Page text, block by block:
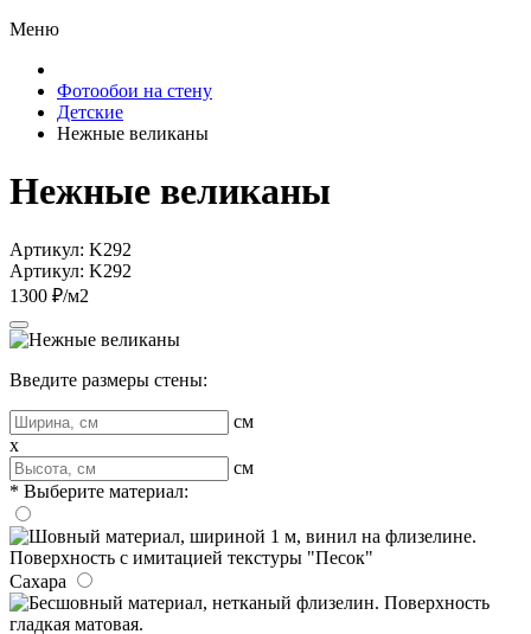
Меню
Фотообои на стену
Детские
Нежные великаны
Нежные великаны
Артикул: K292
Артикул: K292
1300 ₽/м2
Введите размеры стены:
см
x
см
* Выберите материал:
Сахара